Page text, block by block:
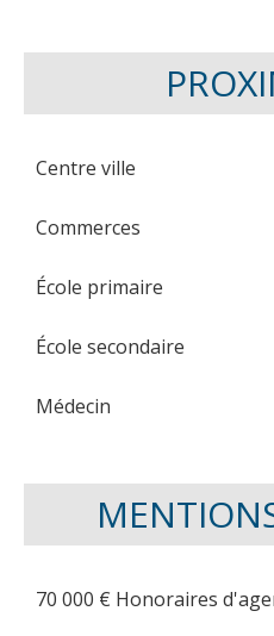
Centre ville
Commerces
École primaire
École secondaire
Médecin
70 000 € Honoraires